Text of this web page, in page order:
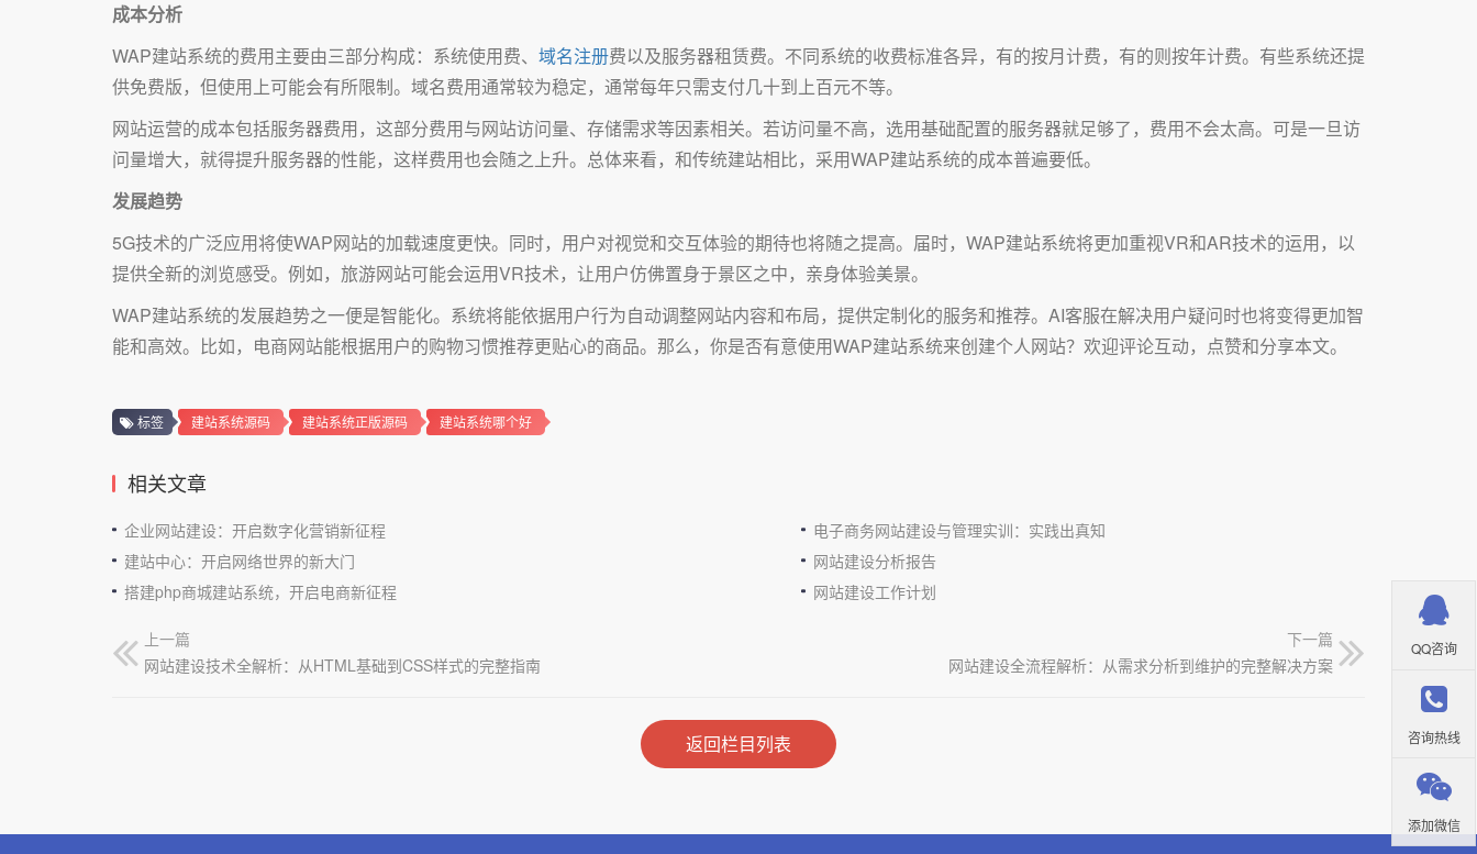
成本分析
WAP建站系统的费用主要由三部分构成：系统使用费、 域名注册费以及服务器租赁费。不同系统的收费标准各异，有的按月计费，有的则按年计费。有些系统还提
供免费版，但使用上可能会有所限制。域名费用通常较为稳定，通常每年只需支付几十到上百元不等。
网站运营的成本包括服务器费用，这部分费用与网站访问量、存储需求等因素相关。若访问量不高，选用基础配置的服务器就足够了，费用不会太高。可是一旦访
问量增大，就得提升服务器的性能，这样费用也会随之上升。总体来看，和传统建站相比，采用WAP建站系统的成本普遍要低。
发展趋势
5G技术的广泛应用将使WAP网站的加载速度更快。同时，用户对视觉和交互体验的期待也将随之提高。届时，WAP建站系统将更加重视VR和AR技术的运用，以
提供全新的浏览感受。例如，旅游网站可能会运用VR技术，让用户仿佛置身于景区之中，亲身体验美景。
WAP建站系统的发展趋势之一便是智能化。系统将能依据用户行为自动调整网站内容和布局，提供定制化的服务和推荐。AI客服在解决用户疑问时也将变得更加智
能和高效。比如，电商网站能根据用户的购物习惯推荐更贴心的商品。那么，你是否有意使用WAP建站系统来创建个人网站？欢迎评论互动，点赞和分享本文。
标签 建站系统源码 建站系统正版源码 建站系统哪个好
相关文章
企业网站建设：开启数字化营销新征程
电子商务网站建设与管理实训：实践出真知
建站中心：开启网络世界的新大门
网站建设分析报告
搭建php商城建站系统，开启电商新征程
网站建设工作计划
上一篇
网站建设技术全解析：从HTML基础到CSS样式的完整指南
下一篇
网站建设全流程解析：从需求分析到维护的完整解决方案
返回栏目列表
QQ咨询
咨询热线
添加微信